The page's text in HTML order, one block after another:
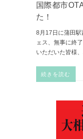
国際都市
た！
8月17日に蒲田駅
ェス、無事に終
いただいた皆様
続きを読む